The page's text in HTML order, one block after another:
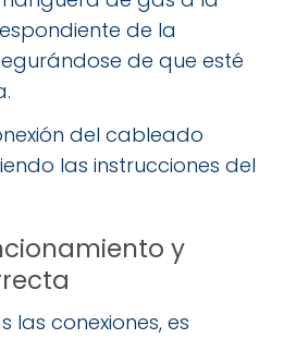
de la
de que esté
del cableado
las instrucciones del
y
las conexiones, es